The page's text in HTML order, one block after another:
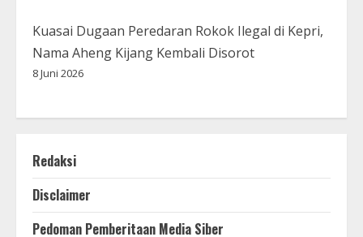
Kuasai Dugaan Peredaran Rokok Ilegal di Kepri,
Nama Aheng Kijang Kembali Disorot
8 Juni 2026
Redaksi
Disclaimer
Pedoman Pemberitaan Media Siber